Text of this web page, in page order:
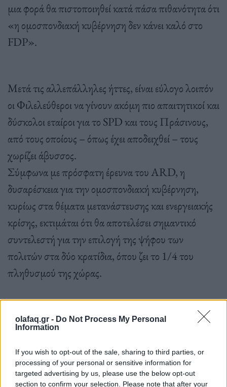
olafaq.gr - Do Not Process My Personal
Information
If you wish to opt-out of the sale, sharing to third parties, or
processing of your personal or sensitive information for
targeted advertising by us, please use the below opt-out
section to confirm your selection. Please note that after your
μια φορά θα πιστοποιηθεί κατά πάσα πιθανότητα ότι
«η ομοσπονδιακή κυβέρνηση δεν κάνει καλό στο
FDP».
Μετά τις αλλεπάλληλες ήττες, είναι εύλογο λοιπόν
οι Φιλελεύθεροι να γίνουν ακόμη πιο απαιτητικοί και
δύσκολοι εταίροι για το SPD και τους Πράσινους,
από τους οποίους – όπως έχει αποδειχθεί – τους
χωρίζει άβυσσος.
Σύμφωνα με πρόσφατη έρευνα του ARD, η
δυσαρέσκεια για την ομοσπονδιακή κυβέρνηση,
κυρίως στα θέματα μετανάστευσης και ενεργειακής
κρίσης, εκτιμάται ότι θα αποτελέσει σημαντικό
συντελεστή για την επιλογή της ψήφου των
πολιτών στα δύο κρατίδια, όπου ζει το 1/4 του
πληθυσμού της χώρας.
αντιπαράθεσης: τα κρατίδια διαμαρτύρονται ότι
έχουν φθάσει στο όριο των δυνατοτήτων τους, ενώ η